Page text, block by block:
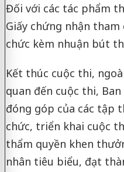
Đối với các tác phẩm
Giấy chứng nhận
chức kèm nhuận bút
Kết thúc cuộc thi,
quan đến cuộc thi,
đóng góp của các tập
chức, triển khai cuộc
thẩm quyền khen
nhân tiêu biểu, đạt